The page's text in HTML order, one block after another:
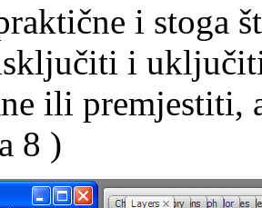
i stoga
i
ili premjestiti,
8 )